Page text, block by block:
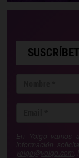
En Yoigo vamos
información
yoigo@yoigo.com